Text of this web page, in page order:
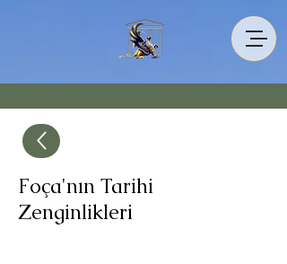
Foça'nın Tarihi
Zenginlikleri